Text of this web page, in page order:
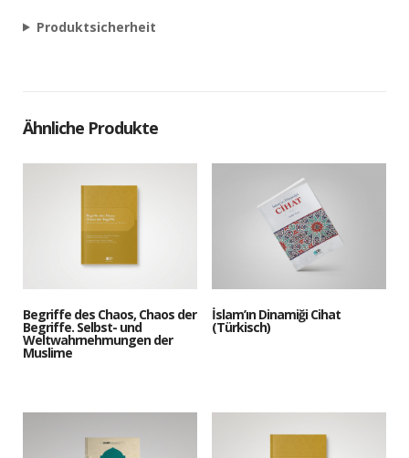
Produktsicherheit
Ähnliche Produkte
Begriffe des Chaos, Chaos der
Begriffe. Selbst- und
Weltwahrnehmungen der
Muslime
İslam’ın Dinamiği Cihat
(Türkisch)